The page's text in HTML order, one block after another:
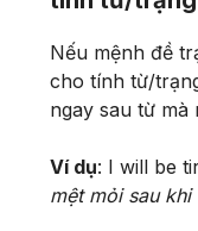
Nếu mệnh đề
cho tính từ/
ngay sau từ mà
Ví dụ: I will be
mệt mỏi sau